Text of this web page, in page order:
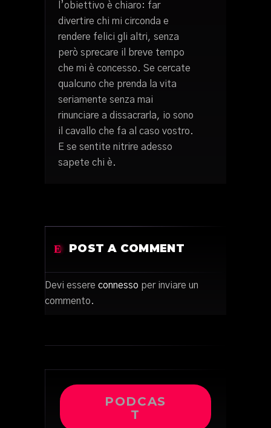
l’obiettivo è chiaro: far
divertire chi mi circonda e
rendere felici gli altri, senza
però sprecare il breve tempo
che mi è concesso. Se cercate
qualcuno che prenda la vita
seriamente senza mai
rinunciare a dissacrarla, io sono
il cavallo che fa al caso vostro.
E se sentite nitrire adesso
sapete chi è.
POST A COMMENT
Devi essere connesso per inviare un
commento.
PODCAS
T